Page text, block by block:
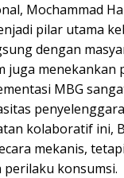
Mochammad
pilar utama
dengan
juga menekankan
MBG
kolaboratif ini,
mekanis,
konsumsi.